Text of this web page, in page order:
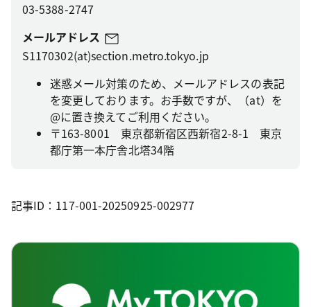
03-5388-2747
メールアドレス
S1170302(at)section.metro.tokyo.jp
迷惑メール対策のため、メールアドレスの表記
を変更しております。お手数ですが、（at）を
@に置き換えてご利用ください。
〒163-8001 東京都新宿区西新宿2-8-1 東京
都庁第一本庁舎北塔34階
記事ID：117-001-20250925-002977